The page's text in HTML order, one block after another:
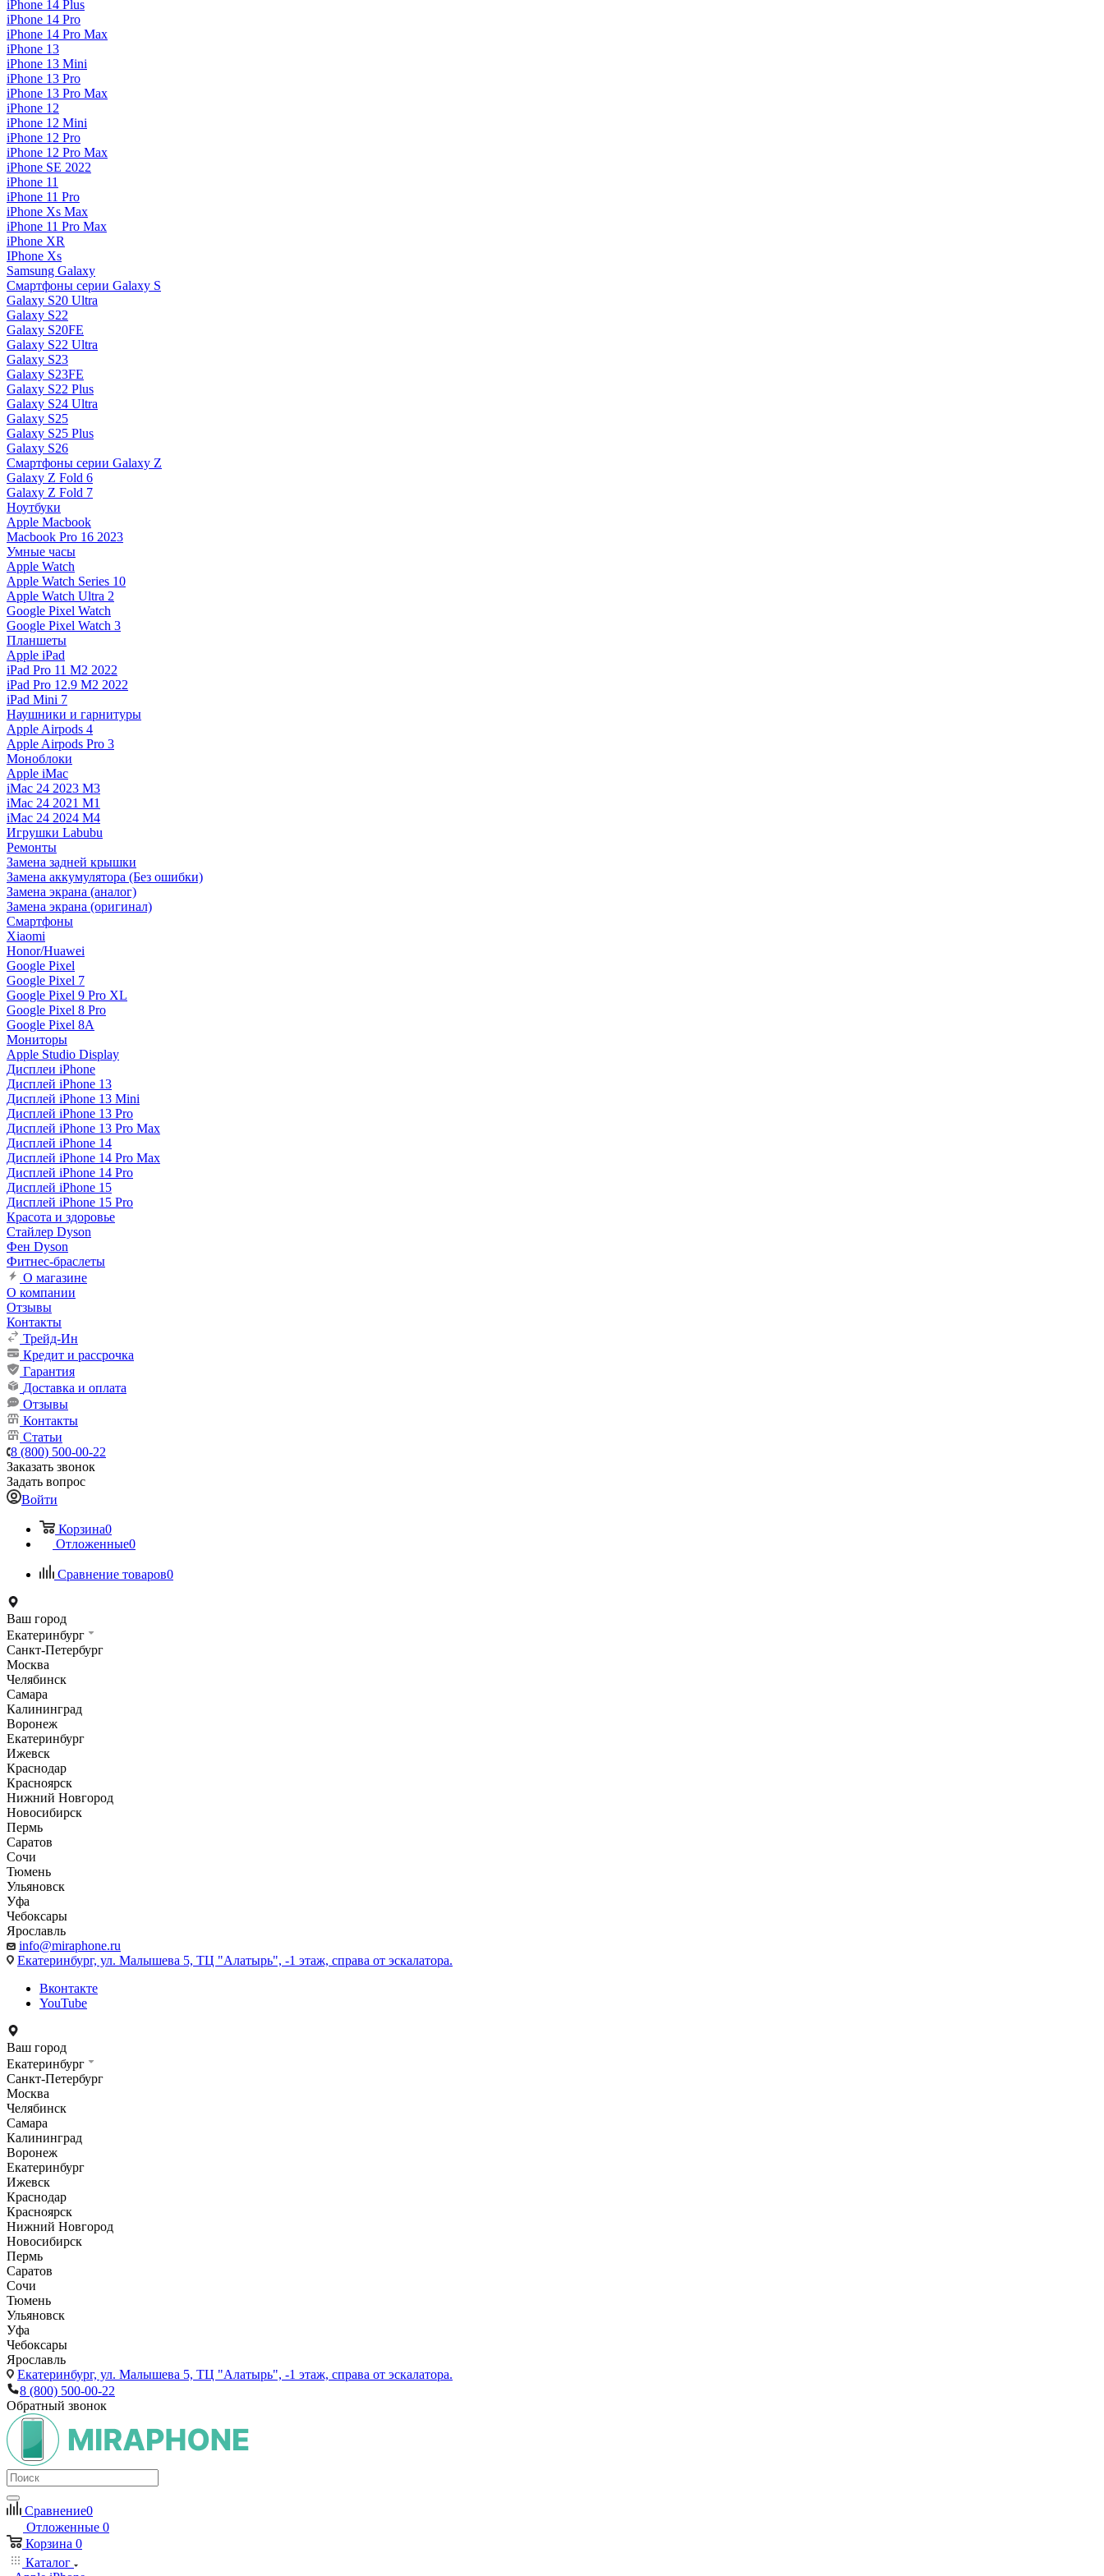
iPhone 14 Plus
iPhone 14 Pro
iPhone 14 Pro Max
iPhone 13
iPhone 13 Mini
iPhone 13 Pro
iPhone 13 Pro Max
iPhone 12
iPhone 12 Mini
iPhone 12 Pro
iPhone 12 Pro Max
iPhone SE 2022
iPhone 11
iPhone 11 Pro
iPhone Xs Max
iPhone 11 Pro Max
iPhone XR
IPhone Xs
Samsung Galaxy
Смартфоны серии Galaxy S
Galaxy S20 Ultra
Galaxy S22
Galaxy S20FE
Galaxy S22 Ultra
Galaxy S23
Galaxy S23FE
Galaxy S22 Plus
Galaxy S24 Ultra
Galaxy S25
Galaxy S25 Plus
Galaxy S26
Смартфоны серии Galaxy Z
Galaxy Z Fold 6
Galaxy Z Fold 7
Ноутбуки
Apple Macbook
Macbook Pro 16 2023
Умные часы
Apple Watch
Apple Watch Series 10
Apple Watch Ultra 2
Google Pixel Watch
Google Pixel Watch 3
Планшеты
Apple iPad
iPad Pro 11 M2 2022
iPad Pro 12.9 M2 2022
iPad Mini 7
Наушники и гарнитуры
Apple Airpods 4
Apple Airpods Pro 3
Моноблоки
Apple iMac
iMac 24 2023 M3
iMac 24 2021 M1
iMac 24 2024 M4
Игрушки Labubu
Ремонты
Замена задней крышки
Замена аккумулятора (Без ошибки)
Замена экрана (аналог)
Замена экрана (оригинал)
Смартфоны
Xiaomi
Honor/Huawei
Google Pixel
Google Pixel 7
Google Pixel 9 Pro XL
Google Pixel 8 Pro
Google Pixel 8A
Мониторы
Apple Studio Display
Дисплеи iPhone
Дисплей iPhone 13
Дисплей iPhone 13 Mini
Дисплей iPhone 13 Pro
Дисплей iPhone 13 Pro Max
Дисплей iPhone 14
Дисплей iPhone 14 Pro Max
Дисплей iPhone 14 Pro
Дисплей iPhone 15
Дисплей iPhone 15 Pro
Красота и здоровье
Стайлер Dyson
Фен Dyson
Фитнес-браслеты
О магазине
О компании
Отзывы
Контакты
Трейд-Ин
Кредит и рассрочка
Гарантия
Доставка и оплата
Отзывы
Контакты
Статьи
8 (800) 500-00-22
Заказать звонок
Задать вопрос
Войти
Корзина0
Отложенные0
Сравнение товаров0
Ваш город
Екатеринбург
Санкт-Петербург
Москва
Челябинск
Самара
Калининград
Воронеж
Екатеринбург
Ижевск
Краснодар
Красноярск
Нижний Новгород
Новосибирск
Пермь
Саратов
Сочи
Тюмень
Ульяновск
Уфа
Чебоксары
Ярославль
info@miraphone.ru
Екатеринбург, ул. Малышева 5, ТЦ "Алатырь", -1 этаж, справа от эскалатора.
Вконтакте
YouTube
Ваш город
Екатеринбург
Санкт-Петербург
Москва
Челябинск
Самара
Калининград
Воронеж
Екатеринбург
Ижевск
Краснодар
Красноярск
Нижний Новгород
Новосибирск
Пермь
Саратов
Сочи
Тюмень
Ульяновск
Уфа
Чебоксары
Ярославль
Екатеринбург, ул. Малышева 5, ТЦ "Алатырь", -1 этаж, справа от эскалатора.
8 (800) 500-00-22
Обратный звонок
Сравнение0
Отложенные 0
Корзина 0
Каталог